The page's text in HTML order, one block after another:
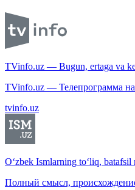
TVinfo.uz — Bugun, ertaga va
TVinfo.uz — Телепрограмма
tvinfo.uz
O‘zbek Ismlarning to‘liq,
Полный смысл,